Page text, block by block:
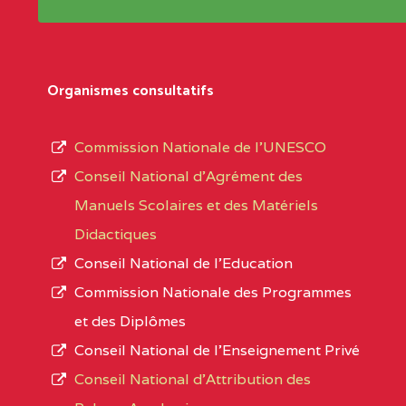
Noms
Localité
Région Noms
ADAMAOUA
INSTITUT POLYVALENT
PINTADES BP :
L’offre d’éducation del’Enseignement
d’immatriculation du mois de septembre
suit :
1950 établissements publics
895 CES dont 86 Bilingues
1055 Lycées dont 351 Bilingues
72 établissements avec section bilingue
Organismes consultatifs
Commission Nationale de l’UNESCO
Conseil National d’Agrément des
Manuels Scolaires et des Matériels
Didactiques
Conseil National de l’Education
Commission Nationale des Programmes
et des Diplômes
Conseil National de l’Enseignement Privé
Conseil National d'Attribution des